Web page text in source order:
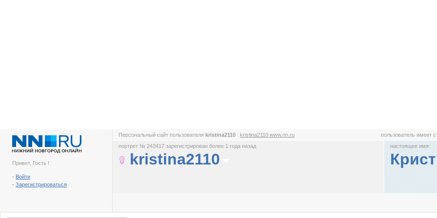
Привет, Гость !
- Войти
- Зарегистрироваться
Персональный сайт пользователя kristina2110 : kristina2110.www.nn.ru пользователь имеет
портрет № 243417 зарегистрирован более 1 года назад
kristina2110
настоящее имя: